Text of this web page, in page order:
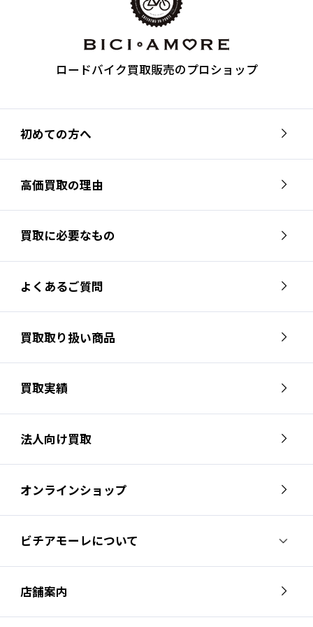
ロードバイク買取販売のプロショップ
初めての方へ
高価買取の理由
買取に必要なもの
よくあるご質問
買取取り扱い商品
買取実績
法人向け買取
オンラインショップ
ビチアモーレについて
ビチアモーレについて
スタッフ紹介
会社概要
店舗案内
芦屋店
南麻布店